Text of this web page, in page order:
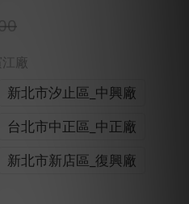
江廠
新北市汐止區_中興廠
台北市中正區_中正廠
新北市新店區_復興廠